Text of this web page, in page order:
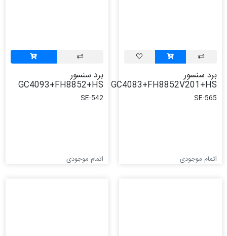
برد سنسور
GC4083+FH8852V201+HS
SE-565
اتمام موجودی
برد سنسور
GC4093+FH8852+HS
SE-542
اتمام موجودی